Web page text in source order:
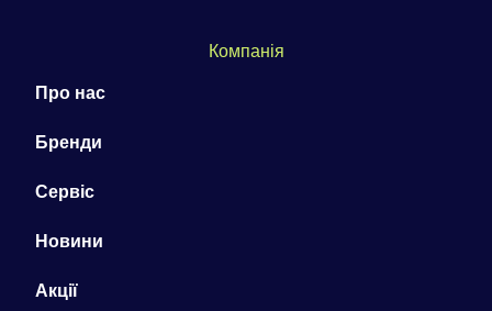
Компанія
Про нас
Бренди
Сервіс
Новини
Акції